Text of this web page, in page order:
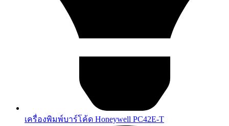
เครื่องพิมพ์บาร์โค้ด Honeywell PC42E-T